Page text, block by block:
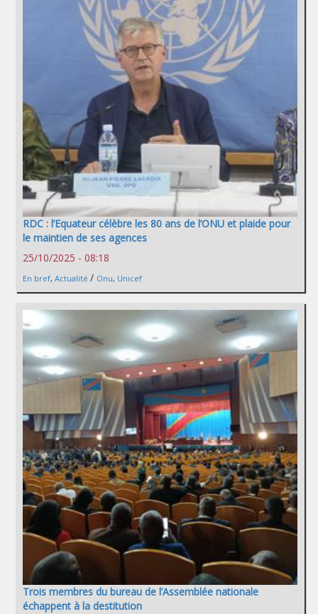
RDC : l’Equateur célèbre les 80 ans de l’ONU et plaide pour
le maintien de ses agences
25/10/2025 - 08:18
En bref, Actualité / Onu, Unicef
Trois membres du bureau de l’Assemblée nationale
échappent à la destitution